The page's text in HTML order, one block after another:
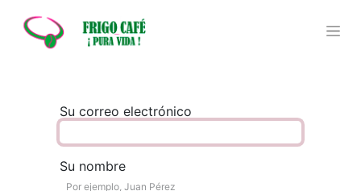
Su correo electrónico
Su nombre